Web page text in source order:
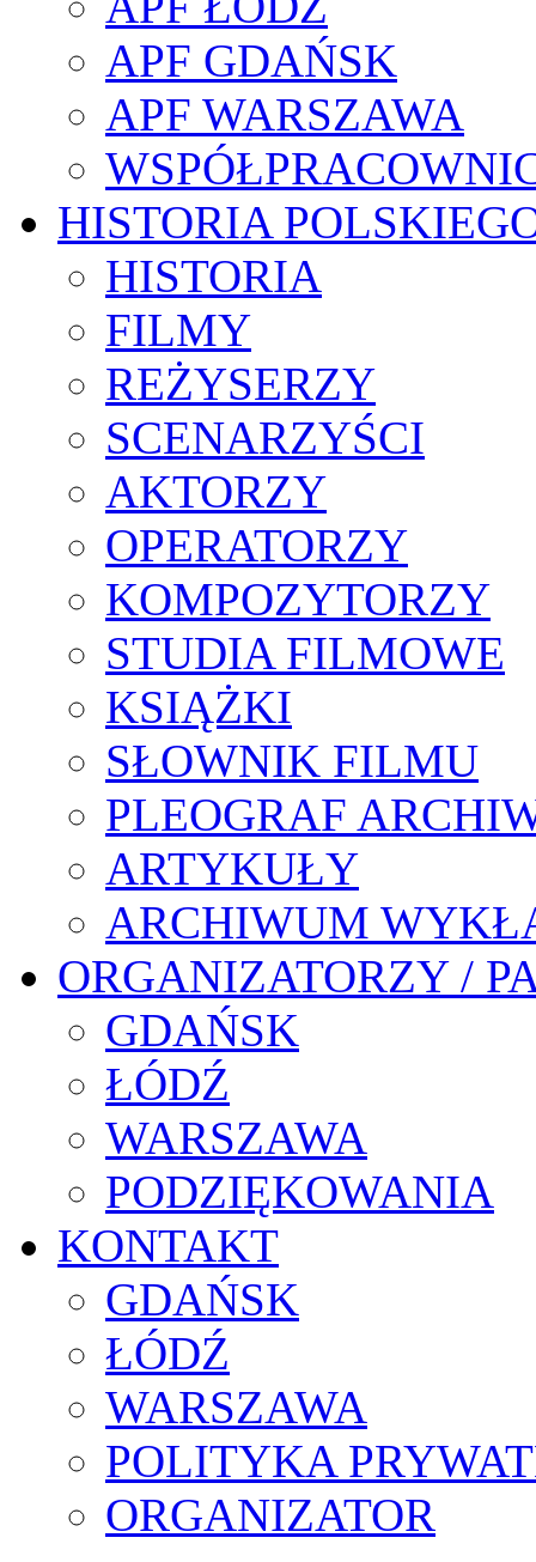
APF GDAŃSK
APF WARSZAWA
HISTORIA
HISTORIA
FILMY
REŻYSERZY
SCENARZYŚCI
AKTORZY
OPERATORZY
KOMPOZYTORZY
STUDIA FILMOWE
KSIĄŻKI
SŁOWNIK FILMU
PLEOGRAF
ARTYKUŁY
ARCHIWUM
ORGANIZATORZY /
GDAŃSK
ŁÓDŹ
WARSZAWA
PODZIĘKOWANIA
KONTAKT
GDAŃSK
ŁÓDŹ
WARSZAWA
POLITYKA
ORGANIZATOR